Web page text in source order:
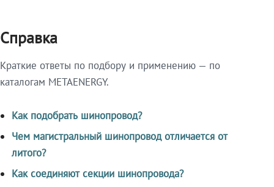
Справка
Краткие ответы по подбору и применению — по
каталогам METAENERGY.
Как подобрать шинопровод?
Чем магистральный шинопровод отличается от
литого?
Как соединяют секции шинопровода?